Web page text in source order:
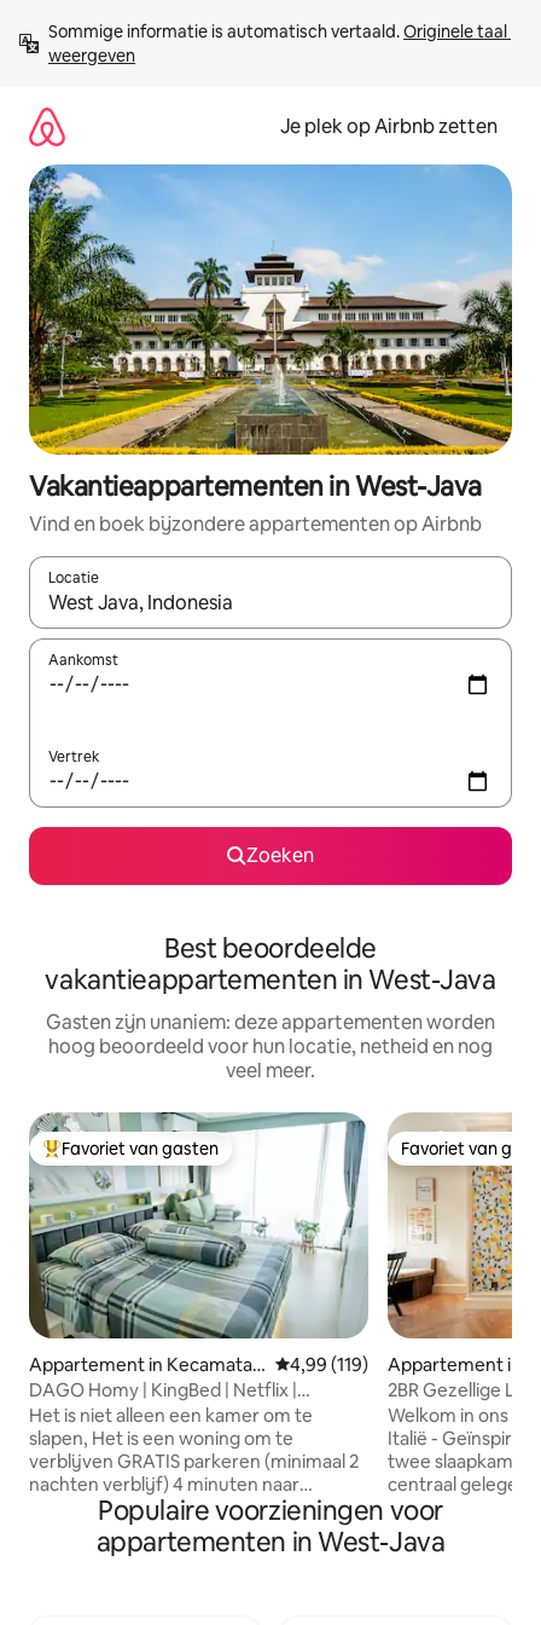
direct
naar
Sommige informatie is automatisch vertaald. Originele taal
weergeven
Je plek op Airbnb zetten
Vakantieappartementen in West-Java
Vind en boek bijzondere appartementen op Airbnb
Locatie
Wanneer er resultaten beschikbaar zijn, maak je een keuze
Aankomst
Vertrek
Zoeken
Best beoordeelde
vakantieappartementen in West-Java
Gasten zijn unaniem: deze appartementen worden
hoog beoordeeld voor hun locatie, netheid en nog
veel meer.
Topfavoriet van gasten
Favoriet van gasten
Appartement in Kecamatan
Coblong
Gemiddelde beoordeling van
4,99 (119)
DAGO Homy | KingBed | Netflix |
FastWiFi | 4Guests
Het is niet alleen een kamer om te
slapen, Het is een woning om te
verblijven GRATIS parkeren (minimaal 2
nachten verblijf) 4 minuten naar
Simpang Dago/autovrije dag (600m) 4
minuten naar ITB (750m) 5 minuten naar
Bandung Zoo (1,4 km) 6 minuten naar
Favoriet van
Favoriet van
Appartement in
ng
2BR Gezellige
|Positano Artist
Welkom in ons
Italië -
twee
centraal gelegen
SCBD &
biedt een
een volledig
Populaire voorzieningen voor
appartementen in West-Java